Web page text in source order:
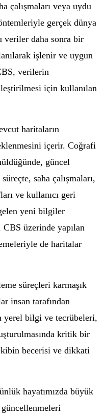
çalışmaları veya uydu
gerçek dünya
daha sonra bir
işlenir ve uygun
verilerin
için kullanılan
haritaların
içerir. Coğrafi
güncel
saha çalışmaları,
ve kullanıcı geri
yeni bilgiler
üzerinde yapılan
de haritalar
süreçleri karmaşık
insan tarafından
yerel bilgi ve tecrübeleri,
kritik bir
becerisi ve dikkati
hayatımızda büyük